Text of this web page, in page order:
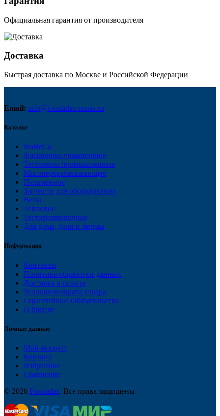
Официальная гарантия от производителя
Доставка
Быстрая доставка по Москве и Российской Федерации
Email: info@foodatlas-russia.ru
Каталог
HoReCa
Фасовочно-упаковочное
Тестомесы промышленные
Мясоперерабатывающее
Пельменное
Запчасти для оборудования
Весы
Тепловое
Тестоформовочное
Для дома, дачи и фермы
Информация
Контакты
Политика обработки данных
Доставка и оплата
Условия возврата товара
Гарантийные Обязательства
О бренде
Личные данные
Мой аккаунт
Корзина
Избранное
Сравнение
© 2026 Foodatlas. Все права защищены